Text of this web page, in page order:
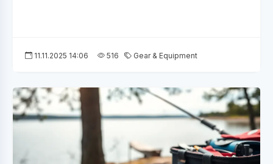
11.11.2025 14:06 516 Gear & Equipment